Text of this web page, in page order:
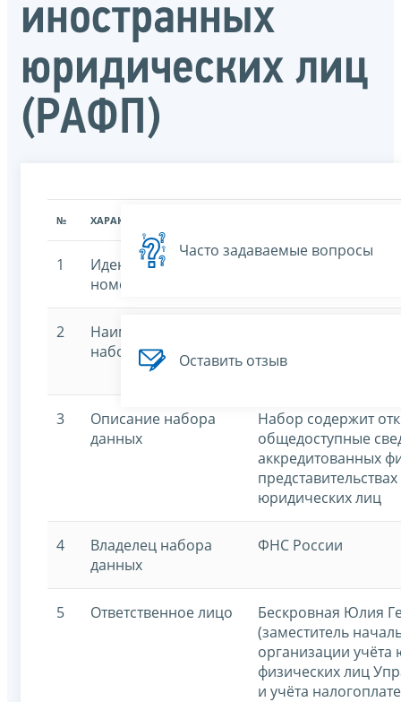
иностранных
юридических лиц
(РАФП)
№ ХАРАКТЕРИСТИКА
1
Идентификационный
номер
7707329152-rafp
2
Наименование
набора данных
юридических лиц
3
Описание набора
данных
Набор содержит
общедоступные
аккредитованных
юридических лиц
4
Владелец набора
данных
ФНС России
5 Ответственное лицо
Бескровная Юлия
(заместитель
организации учёта
физических лиц
и учёта
Часто задаваемые вопросы
Оставить отзыв